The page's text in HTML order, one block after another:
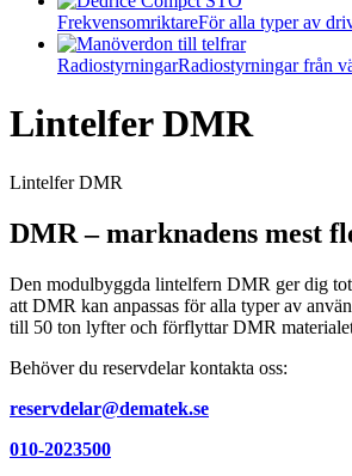
FrekvensomriktareFör alla typer av
RadiostyrningarRadiostyrningar från
Lintelfer DMR
Lintelfer DMR
DMR – marknadens mest
Den modulbyggda lintelfern DMR ger dig
att DMR kan anpassas för alla typer av
till 50 ton lyfter och förflyttar DMR
Behöver du reservdelar kontakta oss:
reservdelar@dematek.se
010-2023500